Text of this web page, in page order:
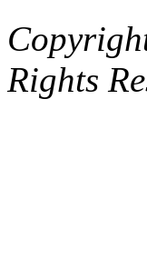
Rights